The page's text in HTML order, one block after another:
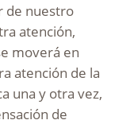
de nuestro
atención,
moverá en
atención de la
una y otra vez,
de